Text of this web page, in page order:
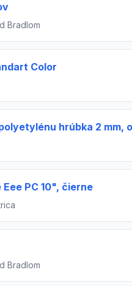
Bradlom
Color
hrúbka 2 mm,
PC 10", čierne
Bradlom